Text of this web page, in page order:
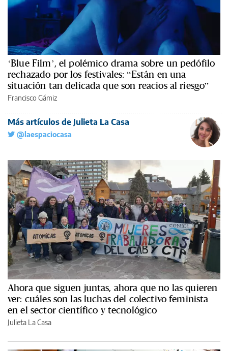
‘Blue Film’, el polémico drama sobre un pedófilo
rechazado por los festivales: “Están en una
situación tan delicada que son reacios al riesgo”
Francisco Gámiz
Más artículos de Julieta La Casa
@laespaciocasa
Ahora que siguen juntas, ahora que no las quieren
ver: cuáles son las luchas del colectivo feminista
en el sector científico y tecnológico
Julieta La Casa